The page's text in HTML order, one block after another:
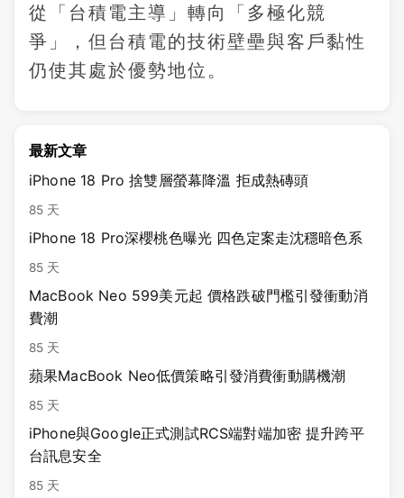
從「台積電主導」轉向「多極化競
爭」，但台積電的技術壁壘與客戶黏性
仍使其處於優勢地位。
最新文章
iPhone 18 Pro 捨雙層螢幕降溫 拒成熱磚頭
85 天
iPhone 18 Pro深櫻桃色曝光 四色定案走沈穩暗色系
85 天
MacBook Neo 599美元起 價格跌破門檻引發衝動消
費潮
85 天
蘋果MacBook Neo低價策略引發消費衝動購機潮
85 天
iPhone與Google正式測試RCS端對端加密 提升跨平
台訊息安全
85 天